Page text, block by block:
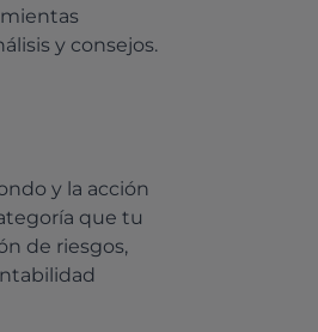
y consejos.
y la acción
que tu
de riesgos,